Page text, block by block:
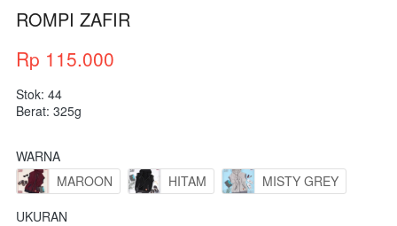
ROMPI ZAFIR
Rp 115.000
Stok: 44
Berat: 325g
WARNA
MAROON
HITAM
MISTY GREY
UKURAN